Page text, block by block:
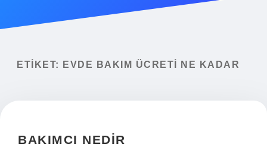
Yasal Uyarı
ETIKET: EVDE BAKIM ÜCRETI NE KADAR
BAKIMCI NEDIR